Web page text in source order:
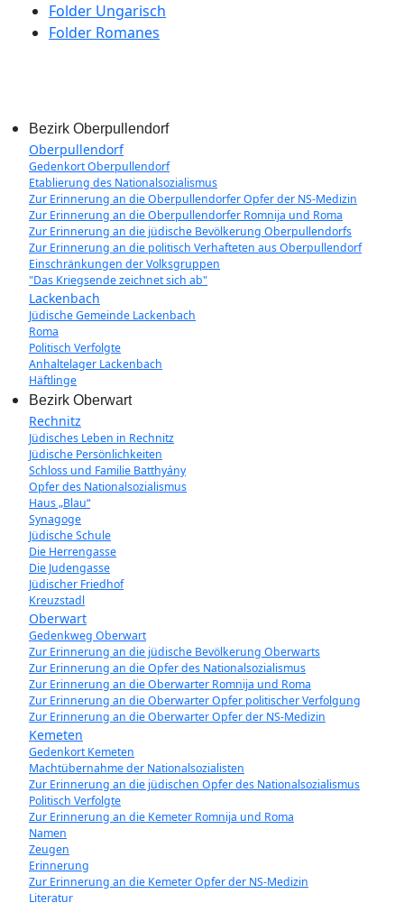
Folder Ungarisch
Folder Romanes
Bezirk Oberpullendorf
Oberpullendorf
Gedenkort Oberpullendorf
Etablierung des Nationalsozialismus
Zur Erinnerung an die Oberpullendorfer Opfer der NS-Medizin
Zur Erinnerung an die Oberpullendorfer Romnija und Roma
Zur Erinnerung an die jüdische Bevölkerung Oberpullendorfs
Zur Erinnerung an die politisch Verhafteten aus Oberpullendorf
Einschränkungen der Volksgruppen
"Das Kriegsende zeichnet sich ab"
Lackenbach
Jüdische Gemeinde Lackenbach
Roma
Politisch Verfolgte
Anhaltelager Lackenbach
Häftlinge
Bezirk Oberwart
Rechnitz
Jüdisches Leben in Rechnitz
Jüdische Persönlichkeiten
Schloss und Familie Batthyány
Opfer des Nationalsozialismus
Haus „Blau“
Synagoge
Jüdische Schule
Die Herrengasse
Die Judengasse
Jüdischer Friedhof
Kreuzstadl
Oberwart
Gedenkweg Oberwart
Zur Erinnerung an die jüdische Bevölkerung Oberwarts
Zur Erinnerung an die Opfer des Nationalsozialismus
Zur Erinnerung an die Oberwarter Romnija und Roma
Zur Erinnerung an die Oberwarter Opfer politischer Verfolgung
Zur Erinnerung an die Oberwarter Opfer der NS-Medizin
Kemeten
Gedenkort Kemeten
Machtübernahme der Nationalsozialisten
Zur Erinnerung an die jüdischen Opfer des Nationalsozialismus
Politisch Verfolgte
Zur Erinnerung an die Kemeter Romnija und Roma
Namen
Zeugen
Erinnerung
Zur Erinnerung an die Kemeter Opfer der NS-Medizin
Literatur